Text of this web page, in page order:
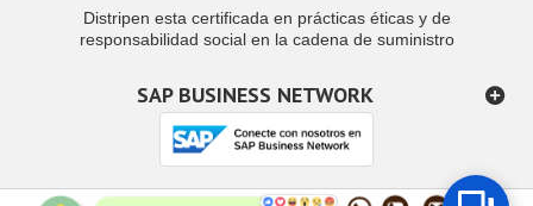
Distripen esta certificada en prácticas éticas y de
responsabilidad social en la cadena de suministro
SAP BUSINESS NETWORK